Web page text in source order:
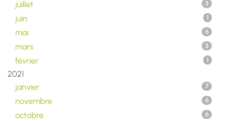
juillet 3
juin 1
mai 6
mars 3
février 1
2021
janvier
7
novembre 6
octobre 6